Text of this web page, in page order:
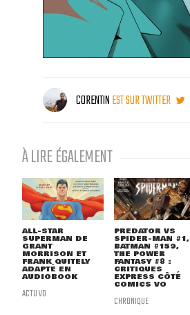
CORENTINEST SUR TWITTER
À LIRE ÉGALEMENT
ALL-STAR
SUPERMAN DE
GRANT
MORRISON ET
FRANK QUITELY
ADAPTÉ EN
AUDIOBOOK
ACTU VO
PREDATOR VS
SPIDER-MAN #1,
BATMAN #159,
THE POWER
FANTASY #8 :
CRITIQUES
EXPRESS CÔTÉ
COMICS VO
CHRONIQUE